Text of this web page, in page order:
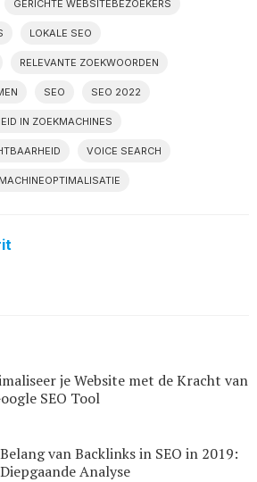
GERICHTE WEBSITEBEZOEKERS
LOKALE SEO
RELEVANTE ZOEKWOORDEN
SEO SEO 2022
IN ZOEKMACHINES
VOICE SEARCH
je Website met de Kracht van
SEO Tool
van Backlinks in SEO in 2019:
Analyse